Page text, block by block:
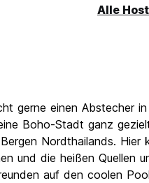
Alle
gerne einen Abstecher
Boho-Stadt ganz
Nordthailands. Hier
und die heißen Quellen
auf den coolen